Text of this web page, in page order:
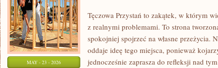
MAY - 23 - 2026
Tęczowa Przystań to zakątek, w którym
z realnymi problemami. To strona
spokojniej spojrzeć na własne przeżycia.
oddaje ideę tego miejsca, ponieważ
jednocześnie zaprasza do refleksji nad